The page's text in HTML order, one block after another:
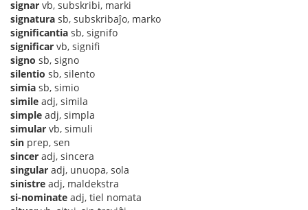
signar vb, subskribi, marki
signatura sb, subskribaĵo, marko
significantia sb, signifo
significar vb, signifi
signo sb, signo
silentio sb, silento
simia sb, simio
simile adj, simila
simple adj, simpla
simular vb, simuli
sin prep, sen
sincer adj, sincera
singular adj, unuopa, sola
sinistre adj, maldekstra
si-nominate adj, tiel nomata